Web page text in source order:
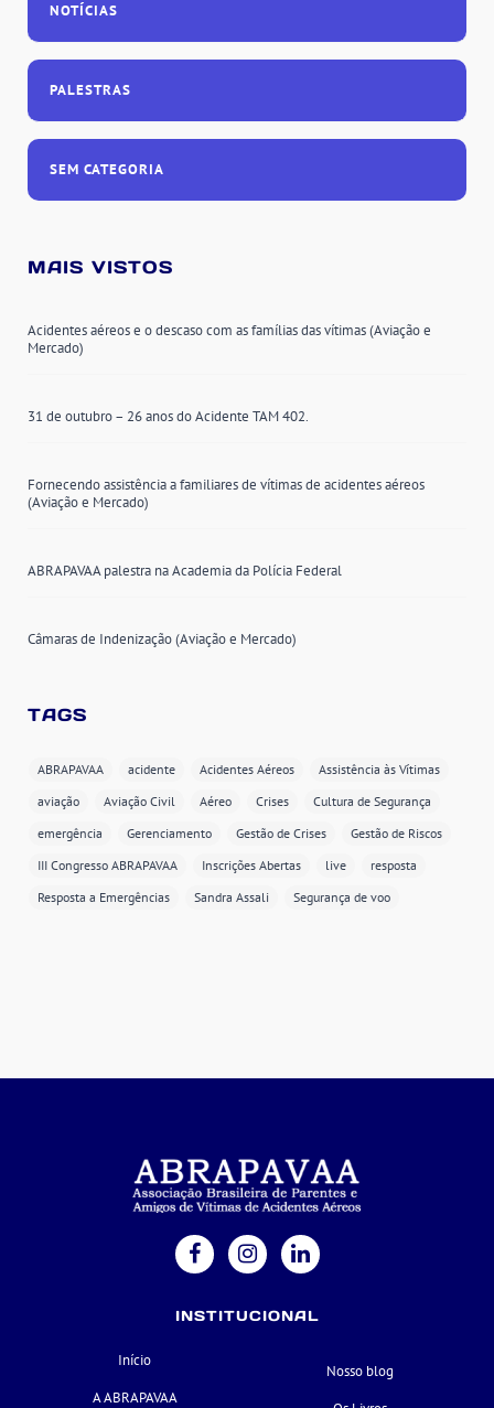
NOTÍCIAS
PALESTRAS
SEM CATEGORIA
MAIS VISTOS
Acidentes aéreos e o descaso com as famílias das vítimas (Aviação e
Mercado)
31 de outubro – 26 anos do Acidente TAM 402.
Fornecendo assistência a familiares de vítimas de acidentes aéreos
(Aviação e Mercado)
ABRAPAVAA palestra na Academia da Polícia Federal
Câmaras de Indenização (Aviação e Mercado)
TAGS
ABRAPAVAA acidente Acidentes Aéreos
Assistência às Vítimas
aviação
Aviação Civil Aéreo Crises
Cultura de Segurança
emergência
Gerenciamento Gestão de Crises
Gestão de Riscos
III Congresso ABRAPAVAA
Inscrições Abertas live
resposta
Resposta a Emergências
Sandra Assali Segurança de voo
INSTITUCIONAL
Início
A ABRAPAVAA
Nosso blog